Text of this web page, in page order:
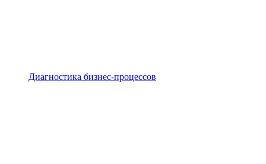
Диагностика бизнес-процессов